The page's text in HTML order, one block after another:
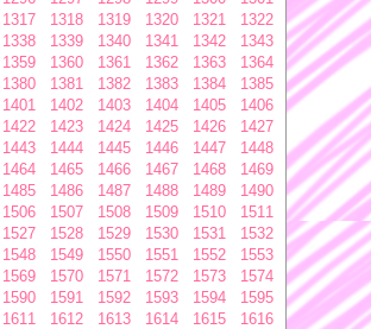
1317 1318 1319 1320 1321
1322
1338 1339 1340 1341 1342
1343
1359 1360 1361 1362 1363
1364
1380 1381 1382 1383 1384
1385
1401 1402 1403 1404 1405
1406
1422 1423 1424 1425 1426
1427
1443 1444 1445 1446 1447
1448
1464 1465 1466 1467 1468
1469
1485 1486 1487 1488 1489
1490
1506 1507 1508 1509 1510
1511
1527 1528 1529 1530 1531
1532
1548 1549 1550 1551 1552
1553
1569 1570 1571 1572 1573
1574
1590 1591 1592 1593 1594
1595
1611 1612 1613 1614 1615
1616